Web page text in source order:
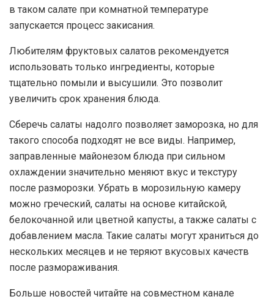
в таком салате при комнатной температуре
запускается процесс закисания.
Любителям фруктовых салатов рекомендуется
использовать только ингредиенты, которые
тщательно помыли и высушили. Это позволит
увеличить срок хранения блюда.
Сберечь салаты надолго позволяет заморозка, но для
такого способа подходят не все виды. Например,
заправленные майонезом блюда при сильном
охлаждении значительно меняют вкус и текстуру
после разморозки. Убрать в морозильную камеру
можно греческий, салаты на основе китайской,
белокочанной или цветной капусты, а также салаты с
добавлением масла. Такие салаты могут храниться до
нескольких месяцев и не теряют вкусовых качеств
после размораживания.
Больше новостей читайте на совместном канале